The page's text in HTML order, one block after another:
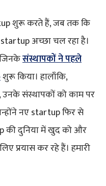
शुरू करते हैं, जब तक कि
startup अच्छा चल रहा है।
संस्थापकों ने पहले
शुरू किया। हालाँकि,
उनके संस्थापकों को काम पर
नए startup फिर से
की दुनिया में खुद को और
प्रयास कर रहे हैं। हमारी